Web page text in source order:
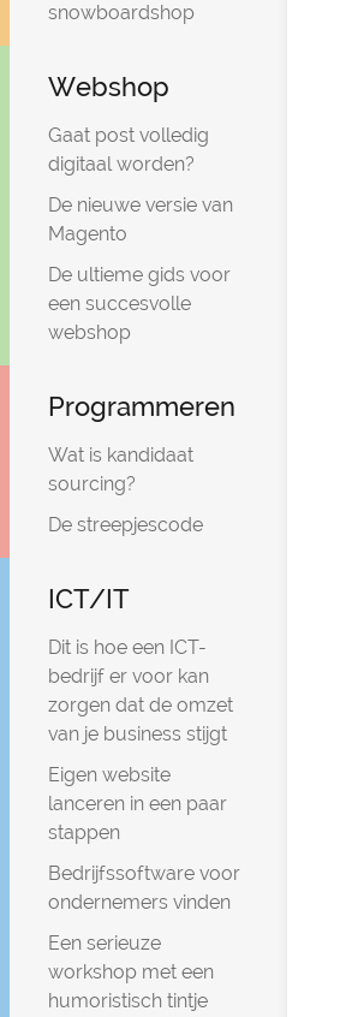
snowboardshop
Webshop
Gaat post volledig
digitaal worden?
De nieuwe versie van
Magento
De ultieme gids voor
een succesvolle
webshop
Programmeren
Wat is kandidaat
sourcing?
De streepjescode
ICT/IT
Dit is hoe een ICT-
bedrijf er voor kan
zorgen dat de omzet
van je business stijgt
Eigen website
lanceren in een paar
stappen
Bedrijfssoftware voor
ondernemers vinden
Een serieuze
workshop met een
humoristisch tintje